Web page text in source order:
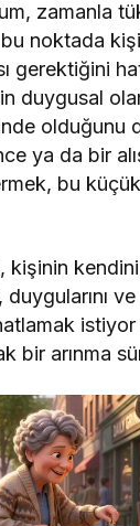
zamanla
noktada
gerektiğini
duygusal
olduğunu
ya da bir
bu küçük
kişinin
bir arınma